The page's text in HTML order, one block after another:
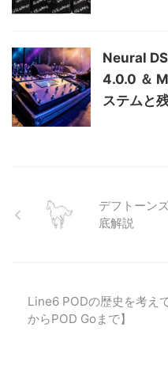
Neural
4.0.0 ＆
ステムと
デフトーン
底解説
Line6 PODの歴史を考え
からPOD Goまで】